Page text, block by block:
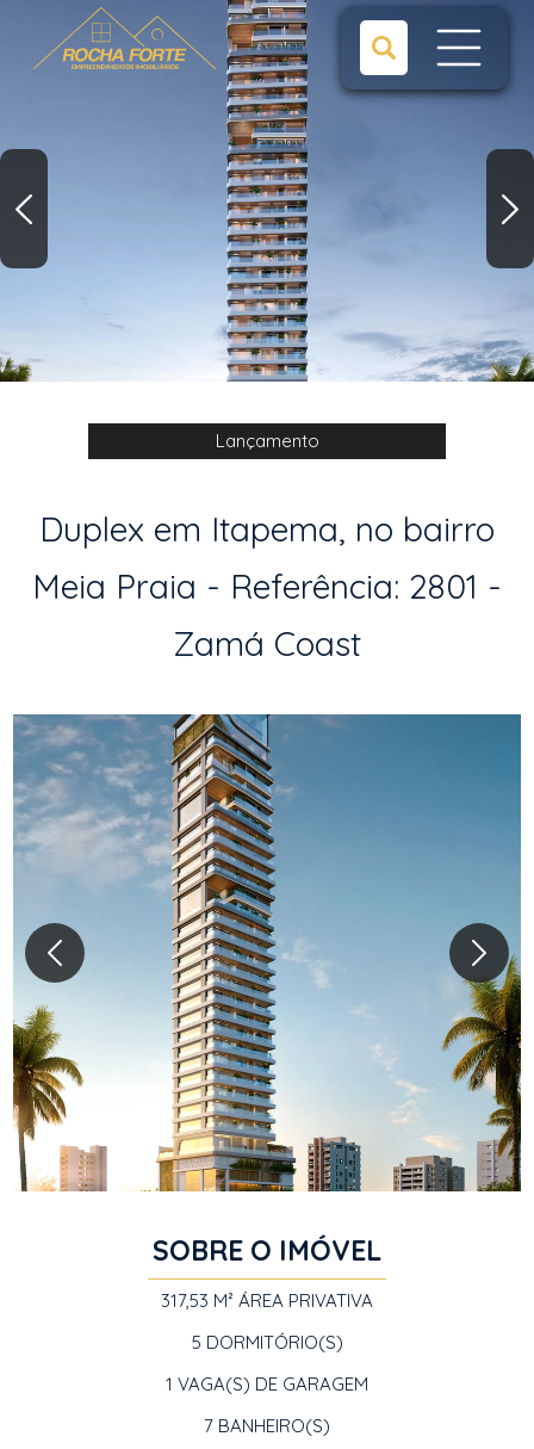
Lançamento
Duplex em Itapema, no bairro
Meia Praia - Referência: 2801 -
Zamá Coast
SOBRE O IMÓVEL
317,53 M² ÁREA PRIVATIVA
5 DORMITÓRIO(S)
1 VAGA(S) DE GARAGEM
7 BANHEIRO(S)